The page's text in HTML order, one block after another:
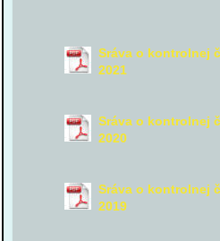
Sráva o kontrolnej
2021
Sráva o kontrolnej
2020
Sráva o kontrolnej
2019